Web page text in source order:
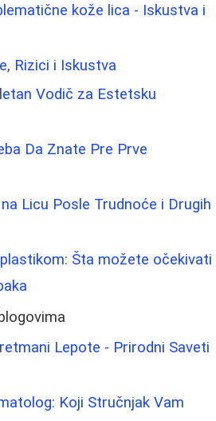
kože lica - Iskustva i
Rizici i Iskustva
Vodič za Estetsku
Da Znate Pre Prve
Licu Posle Trudnoće i Drugih
Šta možete očekivati
Lepote - Prirodni Saveti
Koji Stručnjak Vam